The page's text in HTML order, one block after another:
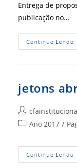
Entrega de
publicação no…
Continue Lendo
jetons
Autor
do
Categoria
post:
Ano 2017 /
Continue Lendo